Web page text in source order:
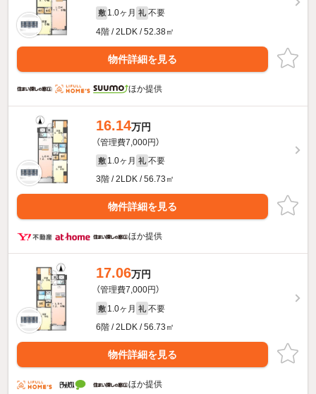
敷 1.0ヶ月 礼 不要
4階 / 2LDK / 52.38㎡
物件詳細を見る
ほか提供
16.14万円
（管理費7,000円）
敷 1.0ヶ月 礼 不要
3階 / 2LDK / 56.73㎡
物件詳細を見る
ほか提供
17.06万円
（管理費7,000円）
敷 1.0ヶ月 礼 不要
6階 / 2LDK / 56.73㎡
物件詳細を見る
ほか提供